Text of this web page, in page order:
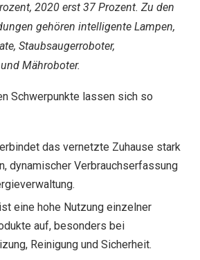
2020 erst 37 Prozent. Zu den
gehören intelligente Lampen,
Staubsaugerroboter,
Mähroboter.
Schwerpunkte lassen sich so
das vernetzte Zuhause stark
dynamischer Verbrauchserfassung
eine hohe Nutzung einzelner
auf, besonders bei
Reinigung und Sicherheit.